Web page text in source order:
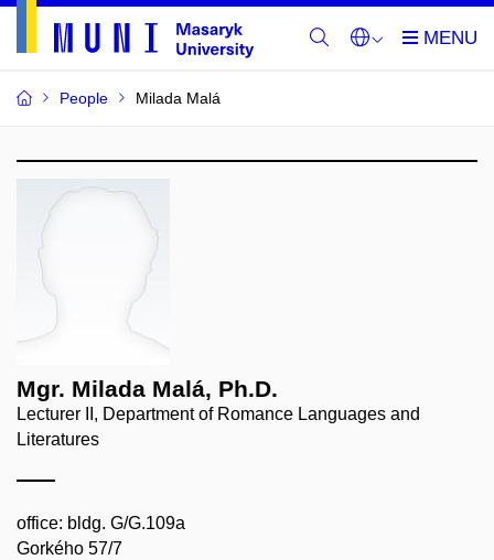
People Milada Malá
Mgr. Milada Malá, Ph.D.
Lecturer II, Department of Romance Languages and
Literatures
office: bldg. G/G.109a
Gorkého 57/7